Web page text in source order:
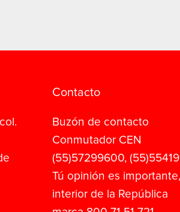
Contacto
Buzón de contacto
Conmutador CEN
(55)57299600,
Tú opinión es
interior de la República